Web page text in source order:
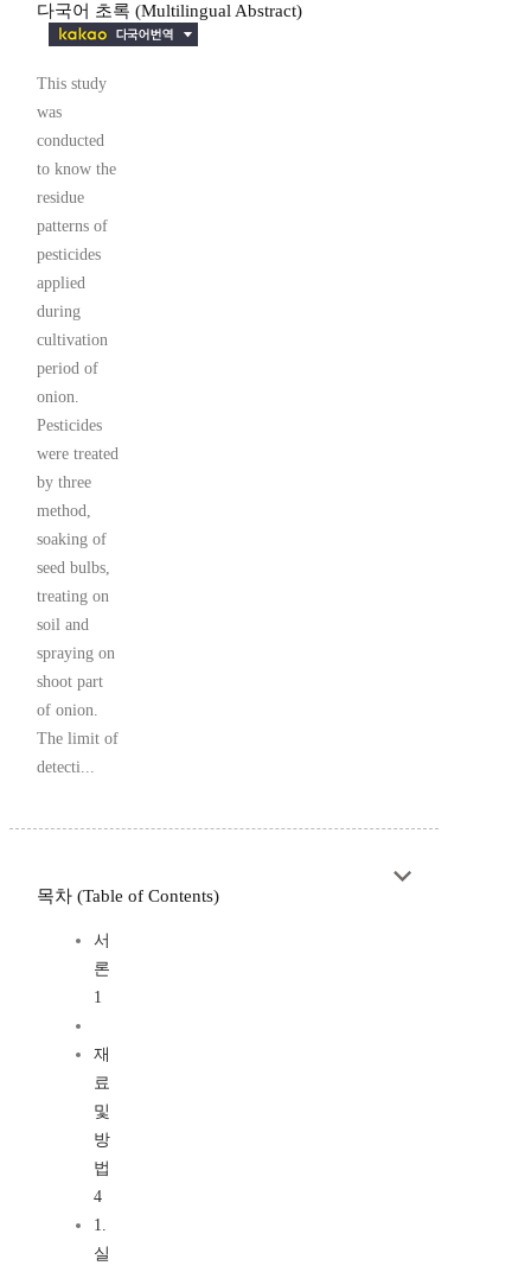
다국어 초록 (Multilingual Abstract)
This study
was
conducted
to know the
residue
patterns of
pesticides
applied
during
cultivation
period of
onion.
Pesticides
were treated
by three
method,
soaking of
seed bulbs,
treating on
soil and
spraying on
shoot part
of onion.
The limit of
detecti...
목차 (Table of Contents)
서
론
1
재
료
및
방
법
4
1.
실